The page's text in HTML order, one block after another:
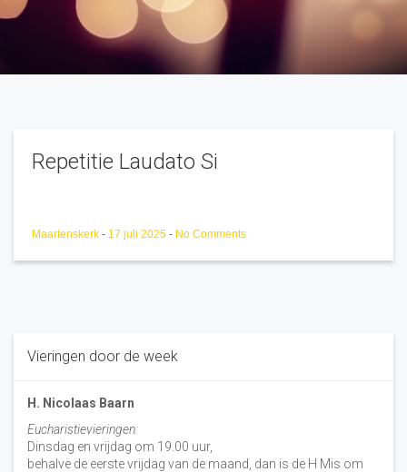
Repetitie Laudato Si
Maartenskerk - 17 juli 2025 - No Comments
Vieringen door de week
H. Nicolaas Baarn
Eucharistievieringen:
Dinsdag en vrijdag om 19.00 uur,
behalve de eerste vrijdag van de maand, dan is de H Mis om